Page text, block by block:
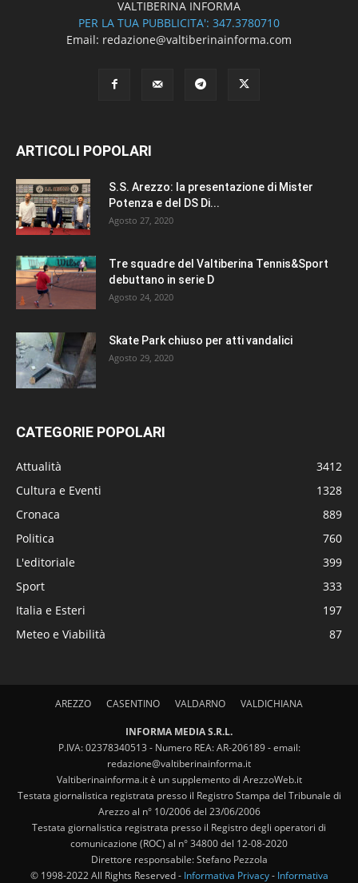
VALTIBERINA INFORMA
PER LA TUA PUBBLICITA': 347.3780710
Email: redazione@valtiberinainforma.com
ARTICOLI POPOLARI
S.S. Arezzo: la presentazione di Mister
Potenza e del DS Di...
Agosto 27, 2020
Tre squadre del Valtiberina Tennis&Sport
debuttano in serie D
Agosto 24, 2020
Skate Park chiuso per atti vandalici
Agosto 29, 2020
CATEGORIE POPOLARI
Attualità
3412
Cultura e Eventi
1328
Cronaca
889
Politica
760
L'editoriale
399
Sport
333
Italia e Esteri
197
Meteo e Viabilità
87
AREZZO CASENTINO VALDARNO VALDICHIANA
INFORMA MEDIA S.R.L.
P.IVA: 02378340513 - Numero REA: AR-206189 - email:
redazione@valtiberinainforma.it
Valtiberinainforma.it è un supplemento di ArezzoWeb.it
Testata giornalistica registrata presso il Registro Stampa del Tribunale di
Arezzo al n° 10/2006 del 23/06/2006
Testata giornalistica registrata presso il Registro degli operatori di
comunicazione (ROC) al n° 34800 del 12-08-2020
Direttore responsabile: Stefano Pezzola
© 1998-2022 All Rights Reserved - Informativa Privacy- Informativa